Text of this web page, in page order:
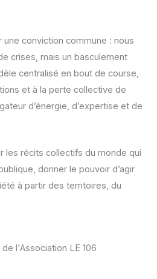
conviction commune : nous
crises, mais un basculement
centralisé en bout de course,
et à la perte collective de
d’énergie, d’expertise et de
les récits collectifs du monde qui
donner le pouvoir d’agir
à partir des territoires, du
l'Association LE 106